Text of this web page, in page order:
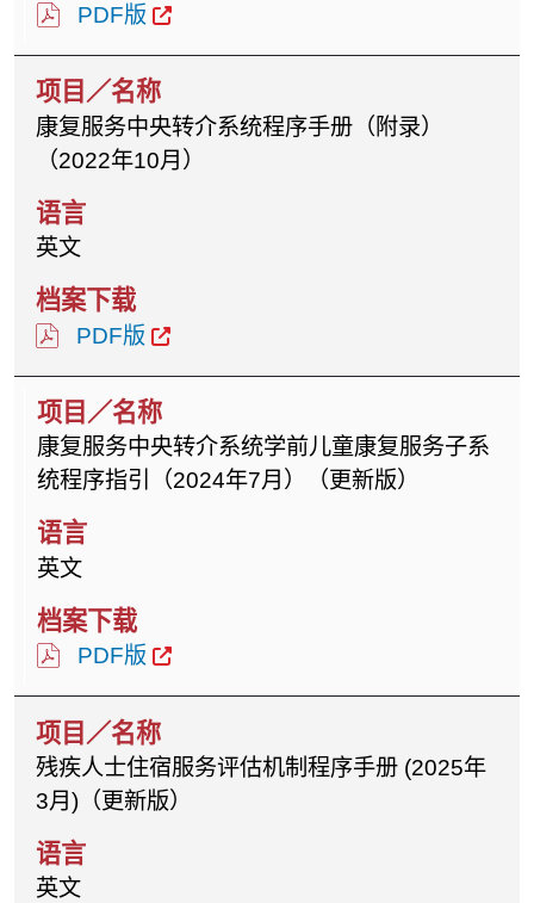
PDF版
康复服务中央转介系统程序手册（附录）
（2022年10月）
英文
PDF版
康复服务中央转介系统学前儿童康复服务子系
统程序指引（2024年7月）（更新版）
英文
PDF版
残疾人士住宿服务评估机制程序手册 (2025年
3月)（更新版）
英文